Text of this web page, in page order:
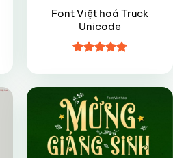
Font Việt hoá Truck
Unicode
hạng4.85
sao